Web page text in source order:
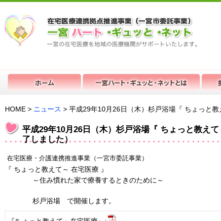
HOME > ニュース > 平成29年10月26日（木）杉戸浴場『 ちょっと
平成29年10月26日（木）杉戸浴場『 ちょっと教え
了しました）
在宅医療・介護連携推進事業（一宮市委託事業）
『 ちょっと教えて～ 在宅医療 』
～住み慣れた家で療養するときのために～
杉戸浴場 で開催します。